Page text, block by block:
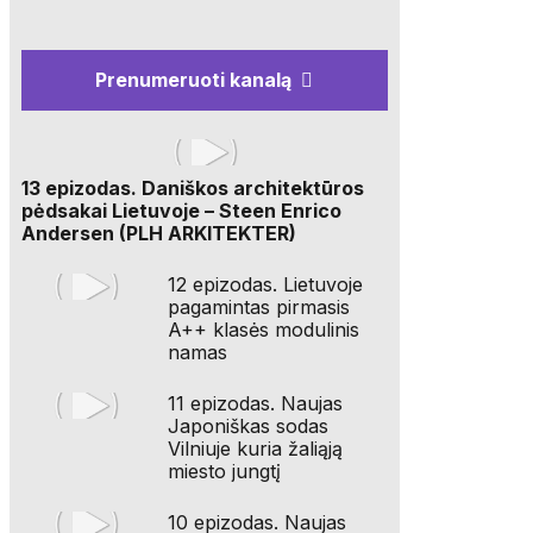
Prenumeruoti kanalą
13 epizodas. Daniškos architektūros
pėdsakai Lietuvoje – Steen Enrico
Andersen (PLH ARKITEKTER)
12 epizodas. Lietuvoje
pagamintas pirmasis
A++ klasės modulinis
namas
11 epizodas. Naujas
Japoniškas sodas
Vilniuje kuria žaliąją
miesto jungtį
10 epizodas. Naujas